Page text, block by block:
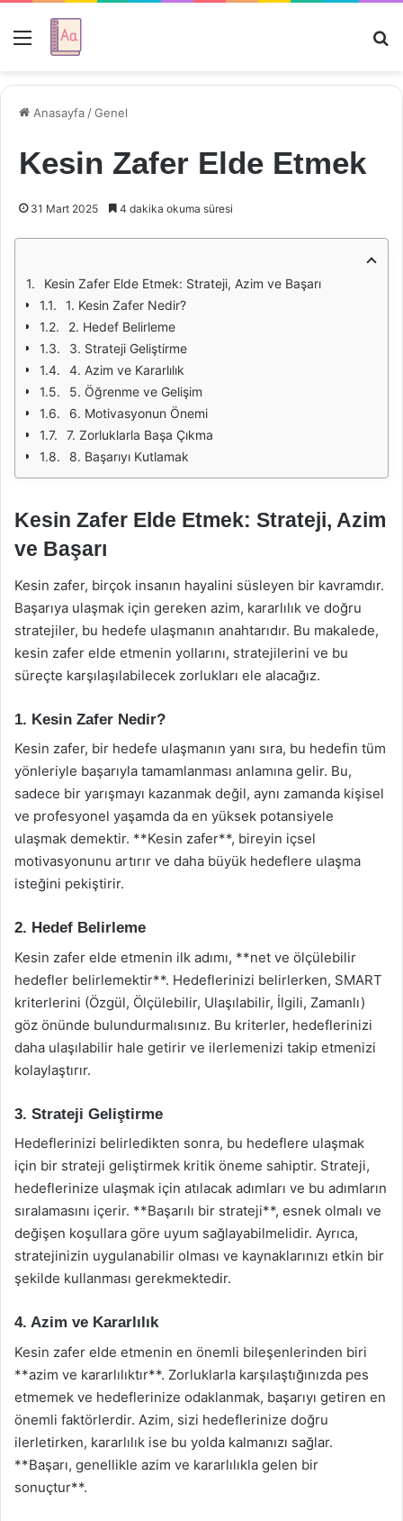
Menü
Anasayfa /Genel
Kesin Zafer Elde Etmek
31 Mart 2025 4 dakika okuma süresi
Kesin Zafer Elde Etmek: Strateji, Azim ve Başarı
1. Kesin Zafer Nedir?
2. Hedef Belirleme
3. Strateji Geliştirme
4. Azim ve Kararlılık
5. Öğrenme ve Gelişim
6. Motivasyonun Önemi
7. Zorluklarla Başa Çıkma
8. Başarıyı Kutlamak
Kesin Zafer Elde Etmek: Strateji, Azim
ve Başarı
Kesin zafer, birçok insanın hayalini süsleyen bir kavramdır.
Başarıya ulaşmak için gereken azim, kararlılık ve doğru
stratejiler, bu hedefe ulaşmanın anahtarıdır. Bu makalede,
kesin zafer elde etmenin yollarını, stratejilerini ve bu
süreçte karşılaşılabilecek zorlukları ele alacağız.
1. Kesin Zafer Nedir?
Kesin zafer, bir hedefe ulaşmanın yanı sıra, bu hedefin tüm
yönleriyle başarıyla tamamlanması anlamına gelir. Bu,
sadece bir yarışmayı kazanmak değil, aynı zamanda kişisel
ve profesyonel yaşamda da en yüksek potansiyele
ulaşmak demektir. **Kesin zafer**, bireyin içsel
motivasyonunu artırır ve daha büyük hedeflere ulaşma
isteğini pekiştirir.
2. Hedef Belirleme
Kesin zafer elde etmenin ilk adımı, **net ve ölçülebilir
hedefler belirlemektir**. Hedeflerinizi belirlerken, SMART
kriterlerini (Özgül, Ölçülebilir, Ulaşılabilir, İlgili, Zamanlı)
göz önünde bulundurmalısınız. Bu kriterler, hedeflerinizi
daha ulaşılabilir hale getirir ve ilerlemenizi takip etmenizi
kolaylaştırır.
3. Strateji Geliştirme
Hedeflerinizi belirledikten sonra, bu hedeflere ulaşmak
için bir strateji geliştirmek kritik öneme sahiptir. Strateji,
hedeflerinize ulaşmak için atılacak adımları ve bu adımların
sıralamasını içerir. **Başarılı bir strateji**, esnek olmalı ve
değişen koşullara göre uyum sağlayabilmelidir. Ayrıca,
stratejinizin uygulanabilir olması ve kaynaklarınızı etkin bir
şekilde kullanması gerekmektedir.
4. Azim ve Kararlılık
Kesin zafer elde etmenin en önemli bileşenlerinden biri
**azim ve kararlılıktır**. Zorluklarla karşılaştığınızda pes
etmemek ve hedeflerinize odaklanmak, başarıyı getiren en
önemli faktörlerdir. Azim, sizi hedeflerinize doğru
ilerletirken, kararlılık ise bu yolda kalmanızı sağlar.
**Başarı, genellikle azim ve kararlılıkla gelen bir
sonuçtur**.